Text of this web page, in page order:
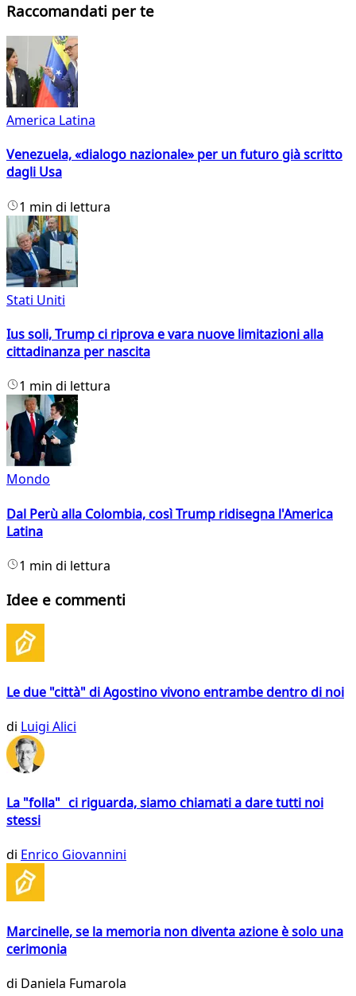
Raccomandati per te
America Latina
Venezuela, «dialogo nazionale» per un futuro già scritto
dagli Usa
1 min di lettura
Stati Uniti
Ius soli, Trump ci riprova e vara nuove limitazioni alla
cittadinanza per nascita
1 min di lettura
Mondo
Dal Perù alla Colombia, così Trump ridisegna l'America
Latina
1 min di lettura
Idee e commenti
Le due "città" di Agostino vivono entrambe dentro di noi
di Luigi Alici
La "folla" ci riguarda, siamo chiamati a dare tutti noi
stessi
di Enrico Giovannini
Marcinelle, se la memoria non diventa azione è solo una
cerimonia
di Daniela Fumarola